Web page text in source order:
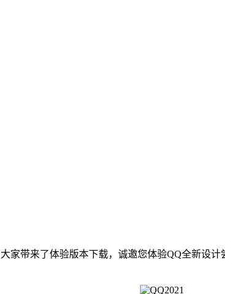
带来了体验版本下载，诚邀您体验QQ全新设